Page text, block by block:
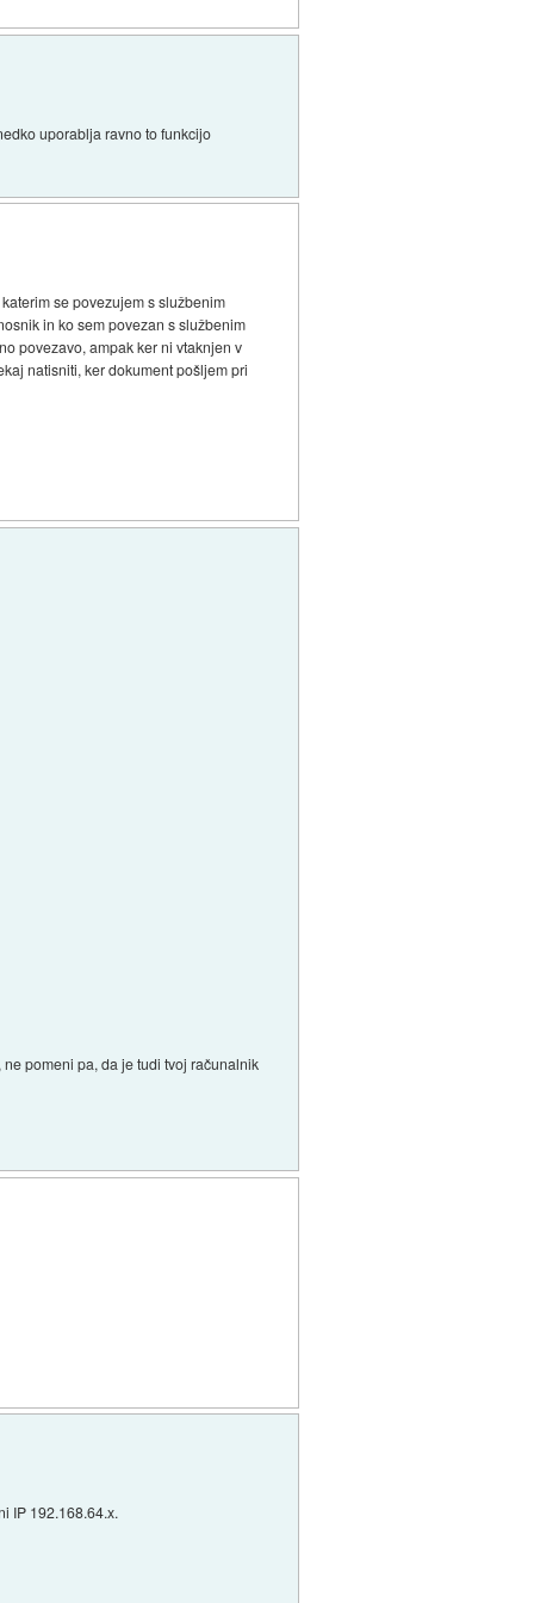
uporablja ravno to funkcijo
se povezujem s službenim
in ko sem povezan s službenim
povezavo, ampak ker ni vtaknjen v
natisniti, ker dokument pošljem pri
pomeni pa, da je tudi tvoj računalnik
IP 192.168.64.x.